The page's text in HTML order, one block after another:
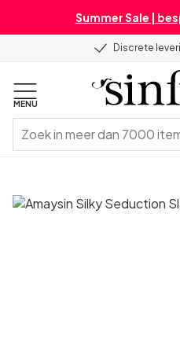
Summer Sale |
Discrete
MENU